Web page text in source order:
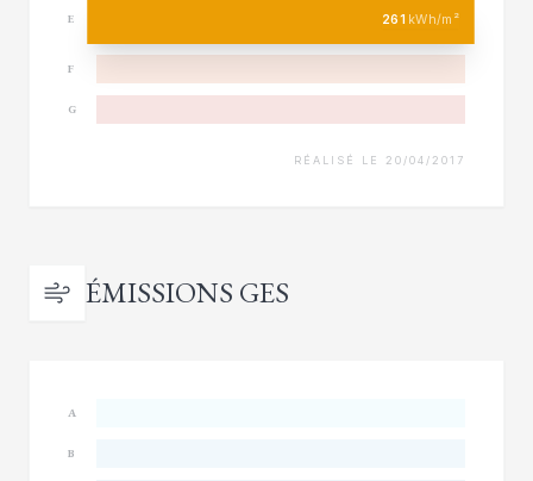
E 261 kWh/m²
F
G
RÉALISÉ LE 20/04/2017
ÉMISSIONS GES
A
B